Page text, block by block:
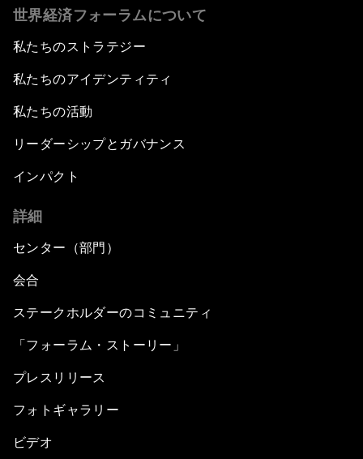
世界経済フォーラムについて
私たちのストラテジー
私たちのアイデンティティ
私たちの活動
リーダーシップとガバナンス
インパクト
詳細
センター（部門）
会合
ステークホルダーのコミュニティ
「フォーラム・ストーリー」
プレスリリース
フォトギャラリー
ビデオ